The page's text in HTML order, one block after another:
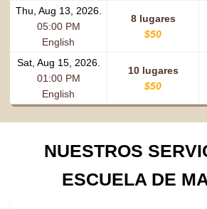
Thu, Aug 13, 2026.
05:00 PM
English
8 lugares
$50
Sat, Aug 15, 2026.
01:00 PM
English
10 lugares
$50
NUESTROS
ESCUELA DE